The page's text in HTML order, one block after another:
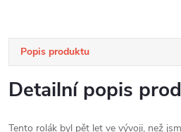
Popis produktu
Detailní popis
Tento rolák byl pět let ve vývoji, než